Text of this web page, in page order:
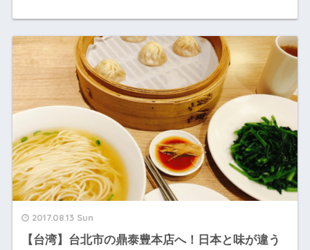
2017.08.13 Sun
【台湾】台北市の鼎泰豊本店へ！日本と味が違う